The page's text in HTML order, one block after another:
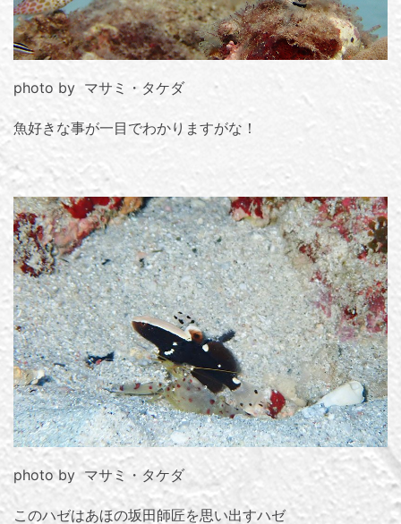
photo by マサミ・タケダ
魚好きな事が一目でわかりますがな！
photo by マサミ・タケダ
このハゼはあほの坂田師匠を思い出すハゼ